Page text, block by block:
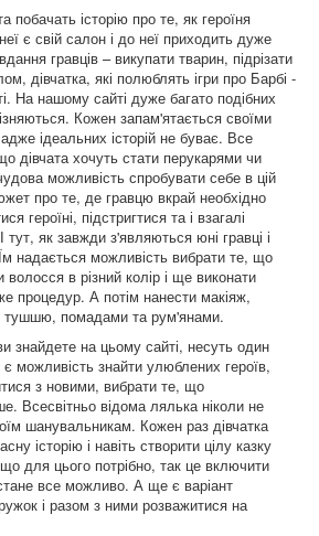
побачать історію про те, як героїня
є свій салон і до неї приходить дуже
гравців – викупати тварин, підрізати
дівчатка, які полюблять ігри про Барбі -
На нашому сайті дуже багато подібних
Кожен запам'ятається своїми
ідеальних історій не буває. Все
дівчата хочуть стати перукарями чи
можливість спробувати себе в цій
про те, де гравцю вкрай необхідно
героїні, підстригтися та і взагалі
тут, як завжди з'являються юні гравці і
надається можливість вибрати те, що
в різний колір і ще виконати
процедур. А потім нанести макіяж,
тушшю, помадами та рум'янами.
знайдете на цьому сайті, несуть один
можливість знайти улюблених героїв,
з новими, вибрати те, що
Всесвітньо відома лялька ніколи не
шанувальникам. Кожен раз дівчатка
історію і навіть створити цілу казку
для цього потрібно, так це включити
все можливо. А ще є варіант
і разом з ними розважитися на